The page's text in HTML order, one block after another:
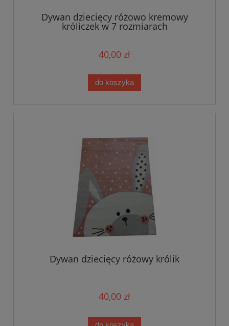
Dywan dziecięcy różowo kremowy
króliczek w 7 rozmiarach
40,00 zł
do koszyka
Dywan dziecięcy różowy królik
40,00 zł